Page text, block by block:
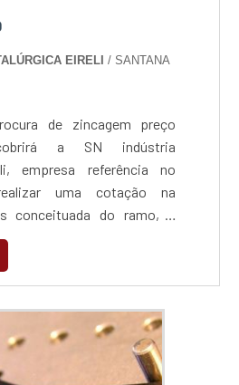
EIRELI/ SANTANA
de zincagem preço
a SN indústria
empresa referência no
uma cotação na
conceituada do ramo, o
serviços de excelência e o
para sanar eventuais
PREÇO JUSTO E
por zincagem preço
empresa que preza pela
na internet a SN indús...